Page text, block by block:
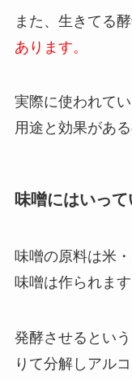
また、生きてる
あります。
実際に使われて
用途と効果があ
味噌にはいっ
味噌の原料は米
味噌は作られます
発酵させるとい
りて分解しアル